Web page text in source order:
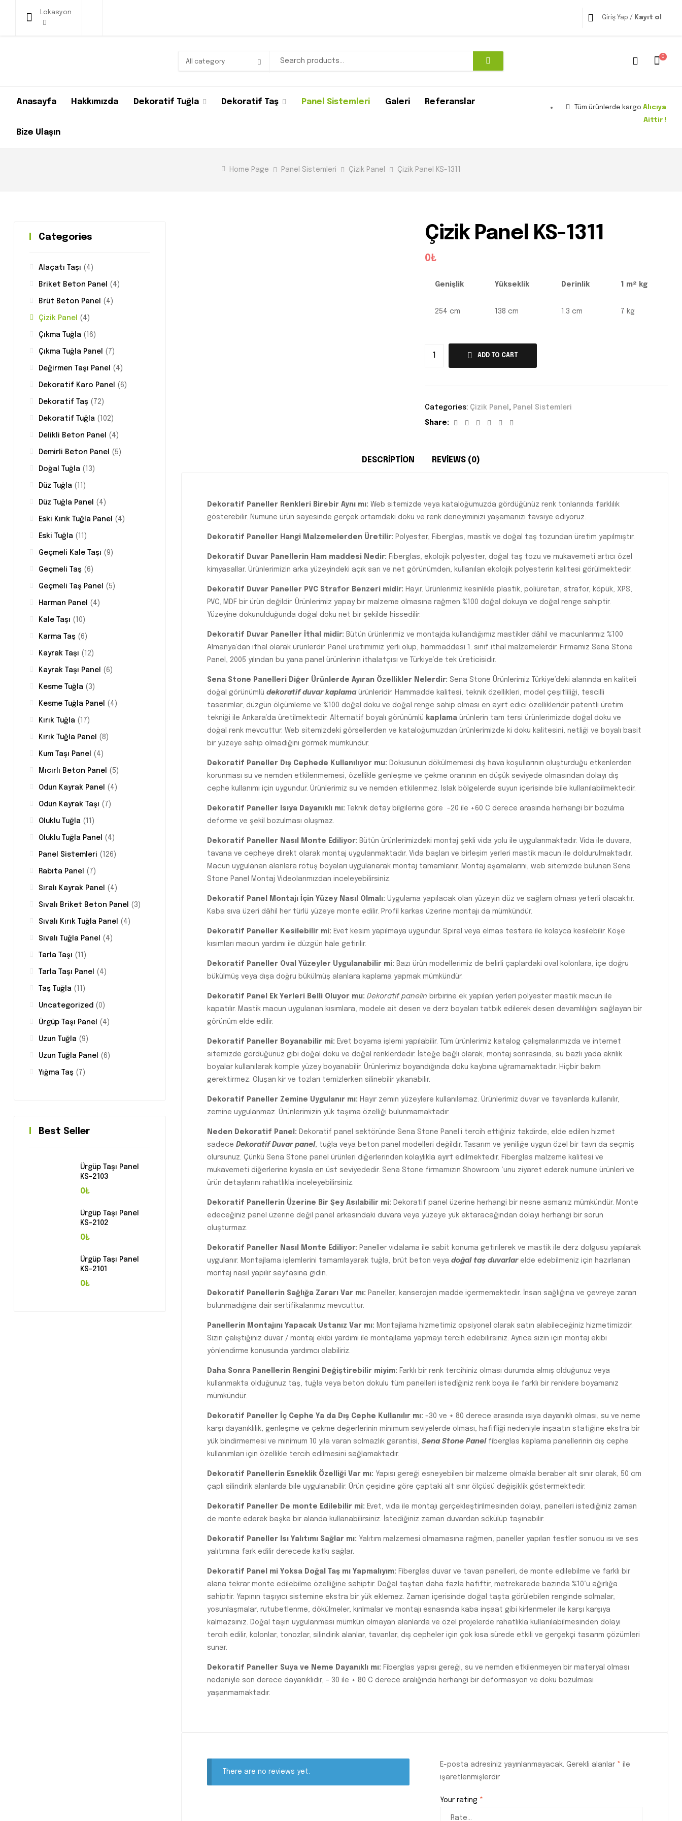
Lokasyon
Giriş Yap / Kayıt ol
All category
0
Anasayfa Hakkımızda Dekoratif Tuğla Dekoratif Taş Panel Sistemleri Galeri Referanslar
Bize Ulaşın
Tüm ürünlerde kargoAlıcıya
Aittir !
Home Page Panel Sistemleri Çizik Panel Çizik Panel KS-1311
Çizik Panel KS-1311
0₺
Genişlik Yükseklik Derinlik 1 m² kg
254 cm 138 cm 1.3 cm 7 kg
ADD TO CART
Categories: Çizik Panel , Panel Sistemleri
Share: Facebook
TwitterLinkedinGoogle+Pinterest
DESCRIPTION REVIEWS (0)
Dekoratif Paneller Renkleri Birebir Aynı mı: Web sitemizde veya kataloğumuzda gördüğünüz renk tonlarında farklılık
gösterebilir. Numune ürün sayesinde gerçek ortamdaki doku ve renk deneyiminizi yaşamanızı tavsiye ediyoruz.
Dekoratif Paneller Hangi Malzemelerden Üretilir: Polyester, Fiberglas, mastik ve doğal taş tozundan üretim yapılmıştır.
Dekoratif Duvar Panellerin Ham maddesi Nedir: Fiberglas, ekolojik polyester, doğal taş tozu ve mukavemeti artıcı özel
kimyasallar. Ürünlerimizin arka yüzeyindeki açık sarı ve net görünümden, kullanılan ekolojik polyesterin kalitesi görülmektedir.
Dekoratif Duvar Paneller PVC Strafor Benzeri midir: Hayır. Ürünlerimiz kesinlikle plastik, poliüretan, strafor, köpük, XPS,
PVC, MDF bir ürün değildir. Ürünlerimiz yapay bir malzeme olmasına rağmen %100 doğal dokuya ve doğal renge sahiptir.
Yüzeyine dokunulduğunda doğal doku net bir şekilde hissedilir.
Dekoratif Duvar Paneller İthal midir: Bütün ürünlerimiz ve montajda kullandığımız mastikler dâhil ve macunlarımız %100
Almanya’dan ithal olarak ürünlerdir. Panel üretimimiz yerli olup, hammaddesi 1. sınıf ithal malzemelerdir. Firmamız Sena Stone
Panel, 2005 yılından bu yana panel ürünlerinin ithalatçısı ve Türkiye’de tek üreticisidir.
Sena Stone Panelleri Diğer Ürünlerde Ayıran Özellikler Nelerdir: Sena Stone Ürünlerimiz Türkiye’deki alanında en kaliteli
doğal görünümlü dekoratif duvar kaplamaürünleridir. Hammadde kalitesi, teknik özellikleri, model çeşitliliği, tescilli
tasarımlar, düzgün ölçümleme ve %100 doğal doku ve doğal renge sahip olması en ayırt edici özellikleridir patentli üretim
tekniği ile Ankara’da üretilmektedir. Alternatif boyalı görünümlü kaplama ürünlerin tam tersi ürünlerimizde doğal doku ve
doğal renk mevcuttur. Web sitemizdeki görsellerden ve kataloğumuzdan ürünlerimizde ki doku kalitesini, netliği ve boyalı basit
bir yüzeye sahip olmadığını görmek mümkündür.
Dekoratif Paneller Dış Cephede Kullanılıyor mu: Dokusunun dökülmemesi dış hava koşullarının oluşturduğu etkenlerden
korunması su ve nemden etkilenmemesi, özellikle genleşme ve çekme oranının en düşük seviyede olmasından dolayı dış
cephe kullanımı için uygundur. Ürünlerimiz su ve nemden etkilenmez. Islak bölgelerde suyun içerisinde bile kullanılabilmektedir.
Dekoratif Paneller Isıya Dayanıklı mı: Teknik detay bilgilerine göre -20 ile +60 C derece arasında herhangi bir bozulma
deforme ve şekil bozulması oluşmaz.
Dekoratif Paneller Nasıl Monte Ediliyor: Bütün ürünlerimizdeki montaj şekli vida yolu ile uygulanmaktadır. Vida ile duvara,
tavana ve cepheye direkt olarak montaj uygulanmaktadır. Vida başları ve birleşim yerleri mastik macun ile doldurulmaktadır.
Macun uygulanan alanlara rötuş boyaları uygulanarak montaj tamamlanır. Montaj aşamalarını, web sitemizde bulunan Sena
Stone Panel Montaj Videolarımızdan inceleyebilirsiniz.
Dekoratif Panel Montajı İçin Yüzey Nasıl Olmalı: Uygulama yapılacak olan yüzeyin düz ve sağlam olması yeterli olacaktır.
Kaba sıva üzeri dâhil her türlü yüzeye monte edilir. Profil karkas üzerine montajı da mümkündür.
Dekoratif Paneller Kesilebilir mi: Evet kesim yapılmaya uygundur. Spiral veya elmas testere ile kolayca kesilebilir. Köşe
kısımları macun yardımı ile düzgün hale getirilir.
Dekoratif Paneller Oval Yüzeyler Uygulanabilir mi: Bazı ürün modellerimiz de belirli çaplardaki oval kolonlara, içe doğru
bükülmüş veya dışa doğru bükülmüş alanlara kaplama yapmak mümkündür.
Dekoratif Panel Ek Yerleri Belli Oluyor mu: Dekoratif panelin birbirine ek yapılan yerleri polyester mastik macun ile
kapatılır. Mastik macun uygulanan kısımlara, modele ait desen ve derz boyaları tatbik edilerek desen devamlılığını sağlayan bir
görünüm elde edilir.
Dekoratif Paneller Boyanabilir mi: Evet boyama işlemi yapılabilir. Tüm ürünlerimiz katalog çalışmalarımızda ve internet
sitemizde gördüğünüz gibi doğal doku ve doğal renklerdedir. İsteğe bağlı olarak, montaj sonrasında, su bazlı yada akrilik
boyalar kullanılarak komple yüzey boyanabilir. Ürünlerimiz boyandığında doku kaybına uğramamaktadır. Hiçbir bakım
gerektirmez. Oluşan kir ve tozları temizlerken silinebilir yıkanabilir.
Dekoratif Paneller Zemine Uygulanır mı: Hayır zemin yüzeylere kullanılamaz. Ürünlerimiz duvar ve tavanlarda kullanılır,
zemine uygulanmaz. Ürünlerimizin yük taşıma özelliği bulunmamaktadır.
Neden Dekoratif Panel: Dekoratif panel sektöründe Sena Stone Panel’i tercih ettiğiniz takdirde, elde edilen hizmet
sadece Dekoratif Duvar panel, tuğla veya beton panel modelleri değildir. Tasarım ve yeniliğe uygun özel bir tavrı da seçmiş
olursunuz. Çünkü Sena Stone panel ürünleri diğerlerinden kolaylıkla ayırt edilmektedir. Fiberglas malzeme kalitesi ve
mukavemeti diğerlerine kıyasla en üst seviyededir. Sena Stone firmamızın Showroom ‘unu ziyaret ederek numune ürünleri ve
ürün detaylarını rahatlıkla inceleyebilirsiniz.
Dekoratif Panellerin Üzerine Bir Şey Asılabilir mi: Dekoratif panel üzerine herhangi bir nesne asmanız mümkündür. Monte
edeceğiniz panel üzerine değil panel arkasındaki duvara veya yüzeye yük aktaracağından dolayı herhangi bir sorun
oluşturmaz.
Dekoratif Paneller Nasıl Monte Ediliyor: Paneller vidalama ile sabit konuma getirilerek ve mastik ile derz dolgusu yapılarak
uygulanır. Montajlama işlemlerini tamamlayarak tuğla, brüt beton veya doğal taş duvarlar elde edebilmeniz için hazırlanan
montaj nasıl yapılır sayfasına gidin.
Dekoratif Panellerin Sağlığa Zararı Var mı: Paneller, kanserojen madde içermemektedir. İnsan sağlığına ve çevreye zararı
bulunmadığına dair sertifikalarımız mevcuttur.
Panellerin Montajını Yapacak Ustanız Var mı: Montajlama hizmetimiz opsiyonel olarak satın alabileceğiniz hizmetimizdir.
Sizin çalıştığınız duvar / montaj ekibi yardımı ile montajlama yapmayı tercih edebilirsiniz. Ayrıca sizin için montaj ekibi
yönlendirme konusunda yardımcı olabiliriz.
Daha Sonra Panellerin Rengini Değiştirebilir miyim: Farklı bir renk tercihiniz olması durumda almış olduğunuz veya
kullanmakta olduğunuz taş, tuğla veya beton dokulu tüm panelleri istedİğiniz renk boya ile farklı bir renklere boyamanız
mümkündür.
Dekoratif Paneller İç Cephe Ya da Dış Cephe Kullanılır mı: -30 ve + 80 derece arasında ısıya dayanıklı olması, su ve neme
karşı dayanıklılık, genleşme ve çekme değerlerinin minimum seviyelerde olması, hafifliği nedeniyle inşaatın statiğine ekstra bir
yük bindirmemesi ve minimum 10 yıla varan solmazlık garantisi, Sena Stone Panel fiberglas kaplama panellerinin dış cephe
kullanımları için özellikle tercih edilmesini sağlamaktadır.
Dekoratif Panellerin Esneklik Özelliği Var mı: Yapısı gereği esneyebilen bir malzeme olmakla beraber alt sınır olarak, 50 cm
çaplı silindirik alanlarda bile uygulanabilir. Ürün çeşidine göre çaptaki alt sınır ölçüsü değişiklik göstermektedir.
Dekoratif Paneller De monte Edilebilir mi: Evet, vida ile montajı gerçekleştirilmesinden dolayı, panelleri istediğiniz zaman
de monte ederek başka bir alanda kullanabilirsiniz. İstediğiniz zaman duvardan sökülüp taşınabilir.
Dekoratif Paneller Isı Yalıtımı Sağlar mı: Yalıtım malzemesi olmamasına rağmen, paneller yapılan testler sonucu ısı ve ses
yalıtımına fark edilir derecede katkı sağlar.
Dekoratif Panel mi Yoksa Doğal Taş mı Yapmalıyım: Fiberglas duvar ve tavan panelleri, de monte edilebilme ve farklı bir
alana tekrar monte edilebilme özelliğine sahiptir. Doğal taştan daha fazla hafiftir, metrekarede bazında %10‘u ağırlığa
sahiptir. Yapının taşıyıcı sistemine ekstra bir yük eklemez. Zaman içerisinde doğal taşta görülebilen renginde solmalar,
yosunlaşmalar, rutubetlenme, dökülmeler, kırılmalar ve montajı esnasında kaba inşaat gibi kirlenmeler ile karşı karşıya
kalmazsınız. Doğal taşın uygulanması mümkün olmayan alanlarda ve özel projelerde rahatlıkla kullanılabilmesinden dolayı
tercih edilir, kolonlar, tonozlar, silindirik alanlar, tavanlar, dış cepheler için çok kısa sürede etkili ve gerçekçi tasarım çözümleri
sunar.
Dekoratif Paneller Suya ve Neme Dayanıklı mı: Fiberglas yapısı gereği, su ve nemden etkilenmeyen bir materyal olması
nedeniyle son derece dayanıklıdır, – 30 ile + 80 C derece aralığında herhangi bir deformasyon ve doku bozulması
yaşanmamaktadır.
There are no reviews yet.
E-posta adresiniz yayınlanmayacak. Gerekli alanlar * ile
işaretlenmişlerdir
Your rating *
Categories
Alaçatı Taşı (4)
Briket Beton Panel (4)
Brüt Beton Panel (4)
Çizik Panel (4)
Çıkma Tuğla (16)
Çıkma Tuğla Panel (7)
Değirmen Taşı Panel (4)
Dekoratif Karo Panel (6)
Dekoratif Taş (72)
Dekoratif Tuğla (102)
Delikli Beton Panel (4)
Demirli Beton Panel (5)
Doğal Tuğla (13)
Düz Tuğla (11)
Düz Tuğla Panel (4)
Eski Kırık Tuğla Panel (4)
Eski Tuğla (11)
Geçmeli Kale Taşı (9)
Geçmeli Taş (6)
Geçmeli Taş Panel (5)
Harman Panel (4)
Kale Taşı (10)
Karma Taş (6)
Kayrak Taşı (12)
Kayrak Taşı Panel (6)
Kesme Tuğla (3)
Kesme Tuğla Panel (4)
Kırık Tuğla (17)
Kırık Tuğla Panel (8)
Kum Taşı Panel (4)
Mıcırlı Beton Panel (5)
Odun Kayrak Panel (4)
Odun Kayrak Taşı (7)
Oluklu Tuğla (11)
Oluklu Tuğla Panel (4)
Panel Sistemleri (126)
Rabıta Panel (7)
Sıralı Kayrak Panel (4)
Sıvalı Briket Beton Panel (3)
Sıvalı Kırık Tuğla Panel (4)
Sıvalı Tuğla Panel (4)
Tarla Taşı (11)
Tarla Taşı Panel (4)
Taş Tuğla (11)
Uncategorized (0)
Ürgüp Taşı Panel (4)
Uzun Tuğla (9)
Uzun Tuğla Panel (6)
Yığma Taş (7)
Best Seller
Ürgüp Taşı Panel
KS-2103
0₺
Ürgüp Taşı Panel
KS-2102
0₺
Ürgüp Taşı Panel
KS-2101
0₺